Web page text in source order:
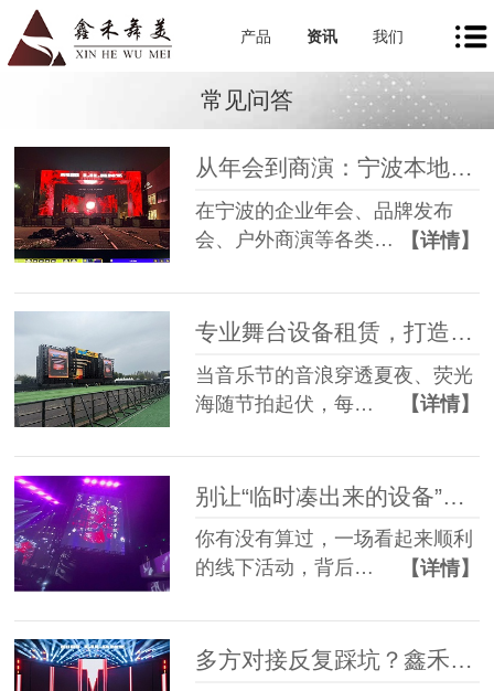
产品 资讯 我们
常见问答
从年会到商演：宁波本地舞美租赁如何让每一场活动都出彩
在宁波的企业年会、品牌发布
会、户外商演等各类…
【详情】
专业舞台设备租赁，打造沉浸式音乐节现场
当音乐节的音浪穿透夏夜、荧光
海随节拍起伏，每…
【详情】
你有没有算过，一场看起来顺利
的线下活动，背后…
【详情】
多方对接反复踩坑？鑫禾舞美一站式舞美服务让你少走90%弯路